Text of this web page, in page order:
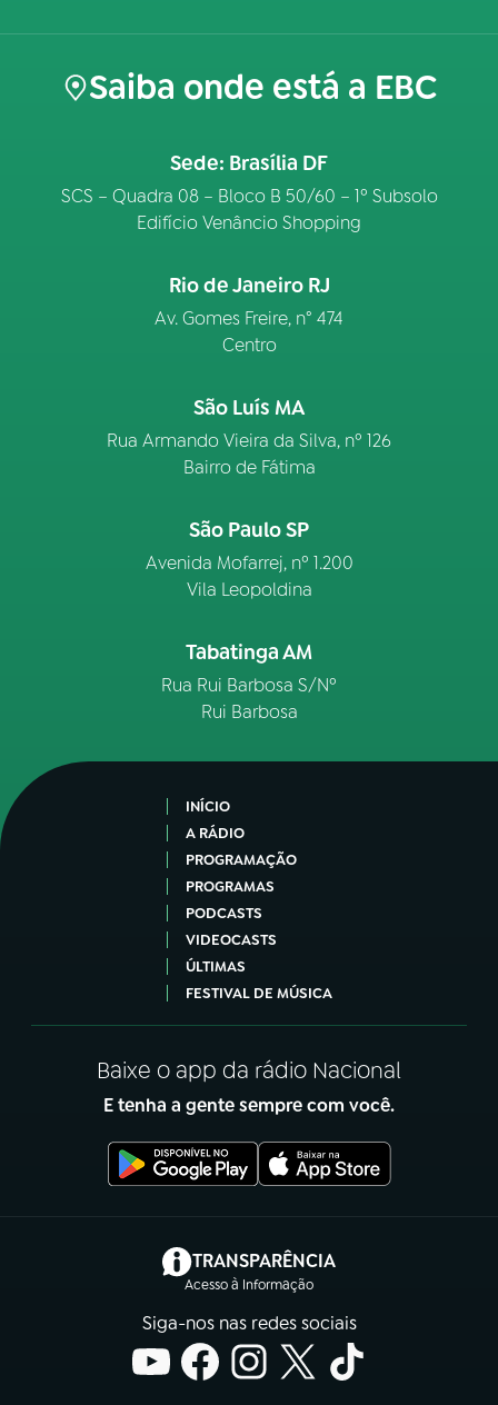
Saiba onde está a EBC
Sede: Brasília DF
SCS – Quadra 08 – Bloco B 50/60 – 1º Subsolo
Edifício Venâncio Shopping
Rio de Janeiro RJ
Av. Gomes Freire, n° 474
Centro
São Luís MA
Rua Armando Vieira da Silva, nº 126
Bairro de Fátima
São Paulo SP
Avenida Mofarrej, nº 1.200
Vila Leopoldina
Tabatinga AM
Rua Rui Barbosa S/Nº
Rui Barbosa
INÍCIO
A RÁDIO
PROGRAMAÇÃO
PROGRAMAS
PODCASTS
VIDEOCASTS
ÚLTIMAS
FESTIVAL DE MÚSICA
Baixe o app da rádio Nacional
E tenha a gente sempre com você.
TRANSPARÊNCIA
Acesso à Informação
(abre em nova aba)
Siga-nos nas redes sociais